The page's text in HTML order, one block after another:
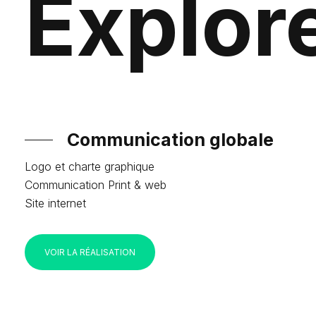
Communication globale
Logo et charte graphique
Communication Print & web
Site internet
VOIR LA RÉALISATION